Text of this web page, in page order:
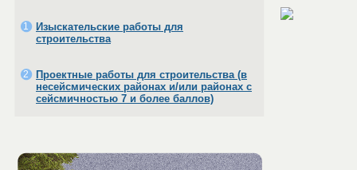
1
Изыскательские работы для
строительства
2
Проектные работы для строительства (в
несейсмических районах и/или районах с
сейсмичностью 7 и более баллов)